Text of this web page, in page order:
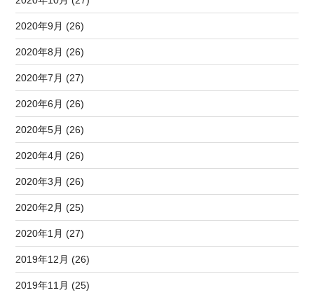
2020年9月 (26)
2020年8月 (26)
2020年7月 (27)
2020年6月 (26)
2020年5月 (26)
2020年4月 (26)
2020年3月 (26)
2020年2月 (25)
2020年1月 (27)
2019年12月 (26)
2019年11月 (25)